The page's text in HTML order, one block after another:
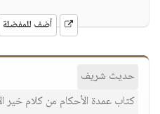
أضف للمفضلة
حديث شريف
كتاب عمدة الأحكام من كلام خير